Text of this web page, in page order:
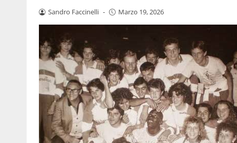
Sandro Faccinelli - Marzo 19, 2026